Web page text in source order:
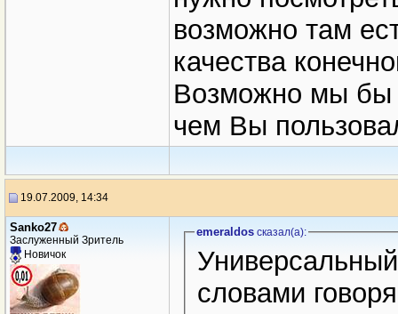
возможно там
качества
Возможно мы бы
чем Вы
19.07.2009, 14:34
Sanko27
Заслуженный Зритель
Новичок
emeraldosсказал(a):
словами